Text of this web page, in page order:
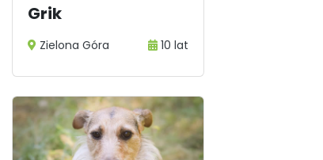
Grik
Zielona Góra 10 lat